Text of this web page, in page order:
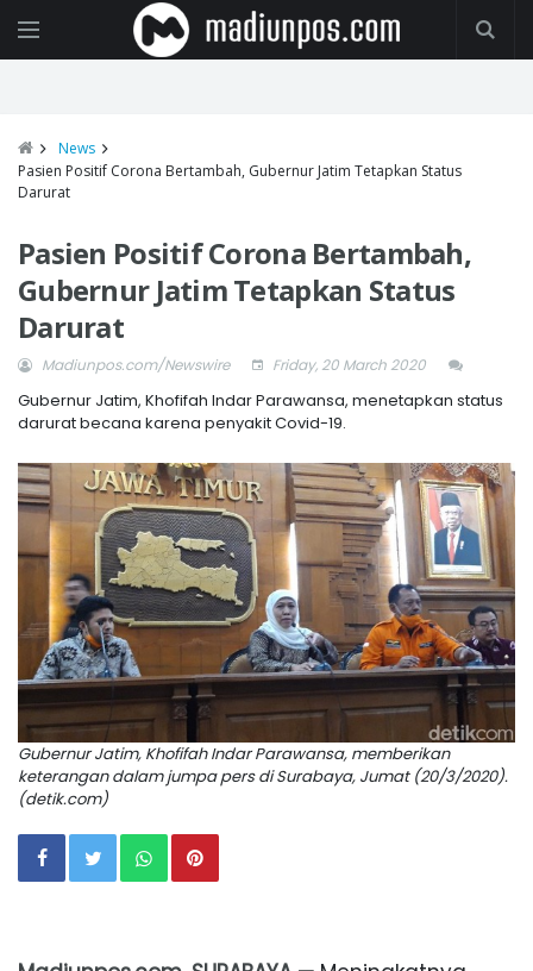
News
Pasien Positif Corona Bertambah, Gubernur Jatim Tetapkan Status
Darurat
Pasien Positif Corona Bertambah,
Gubernur Jatim Tetapkan Status
Darurat
Madiunpos.com/Newswire Friday, 20 March 2020
Gubernur Jatim, Khofifah Indar Parawansa, menetapkan status
darurat becana karena penyakit Covid-19.
Gubernur Jatim, Khofifah Indar Parawansa, memberikan
keterangan dalam jumpa pers di Surabaya, Jumat (20/3/2020).
(detik.com)